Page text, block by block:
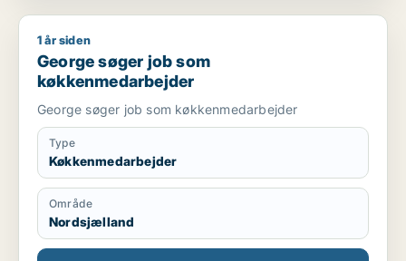
George søger job som køkkenmedarbejder
1 år siden
George søger job som
køkkenmedarbejder
George søger job som køkkenmedarbejder
Type
Køkkenmedarbejder
Område
Nordsjælland